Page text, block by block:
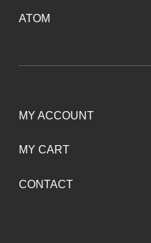
ATOM
MY ACCOUNT
MY CART
CONTACT